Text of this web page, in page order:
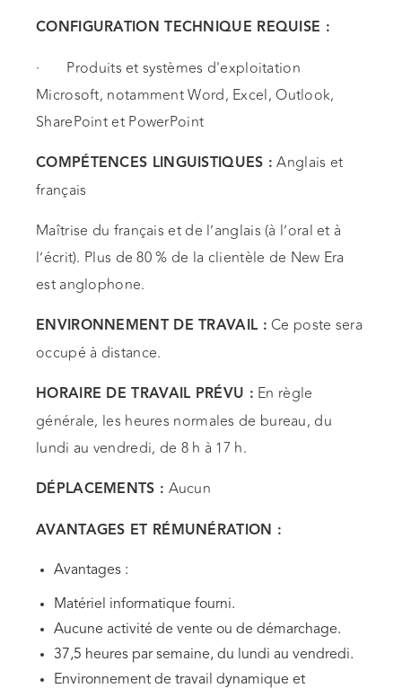
CONFIGURATION TECHNIQUE REQUISE :
· Produits et systèmes d'exploitation
Microsoft, notamment Word, Excel, Outlook,
SharePoint et PowerPoint
COMPÉTENCES LINGUISTIQUES : Anglais et
français
Maîtrise du français et de l’anglais (à l’oral et à
l’écrit). Plus de 80 % de la clientèle de New Era
est anglophone.
ENVIRONNEMENT DE TRAVAIL : Ce poste sera
occupé à distance.
HORAIRE DE TRAVAIL PRÉVU : En règle
générale, les heures normales de bureau, du
lundi au vendredi, de 8 h à 17 h.
DÉPLACEMENTS : Aucun
AVANTAGES ET RÉMUNÉRATION :
Avantages :
Matériel informatique fourni.
Aucune activité de vente ou de démarchage.
37,5 heures par semaine, du lundi au vendredi.
Environnement de travail dynamique et